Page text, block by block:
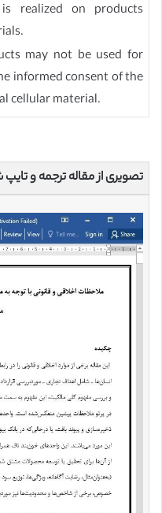
realized on products
may not be used for
informed consent of the
cellular material.
تصویری از مقاله ترجمه و تایپ